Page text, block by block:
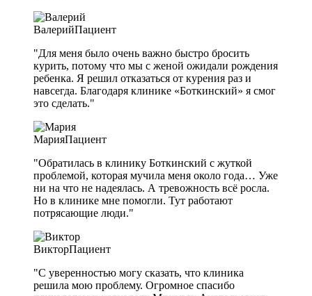
ВалерийПациент
"Для меня было очень важно быстро бросить
курить, потому что мы с женой ожидали рождения
ребенка. Я решил отказаться от курения раз и
навсегда. Благодаря клинике «Боткинский» я смог
это сделать."
МарияПациент
"Обратилась в клинику Боткинский с жуткой
проблемой, которая мучила меня около года… Уже
ни на что не надеялась. А тревожность всё росла.
Но в клинике мне помогли. Тут работают
потрясающие люди."
ВикторПациент
"С уверенностью могу сказать, что клиника
решила мою проблему. Огромное спасибо